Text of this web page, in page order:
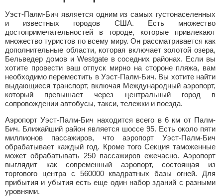
Уэст-Палм-Бич является одним из самых густонаселенных
и известных городов США. Есть множество
достопримечательностей в городе, которые привлекают
множество туристов по всему миру. Он рассматривается как
дополнительные области, которая включает золотой озера,
Бельведер домов и Westgate в соседних районах. Если вы
хотите провести ваш отпуск мирно на стороне пляжа, вам
необходимо переместить в Уэст-Палм-Бич. Вы хотите найти
выдающиеся транспорт, включая Международный аэропорт,
который превышает через центральный город в
сопровождении автобусы, такси, тележки и поезда.
Аэропорт Уэст-Палм-Бич находится всего в 6 км от Палм-
Бич. Ближайший район является шоссе 95. Есть около пяти
миллионов пассажиров, что аэропорт Уэст-Палм-Бич
обрабатывает каждый год. Кроме того Секция таможенные
может обрабатывать 250 пассажиров ежечасно. Аэропорт
выглядит как современный аэропорт, состоящая из
торгового центра с 560000 квадратных базы огней. Для
прибытия и убытия есть еще один набор зданий с разными
уровнями.